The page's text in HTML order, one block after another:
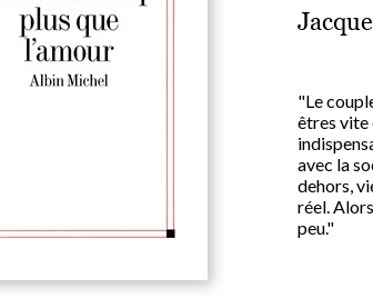
"Le
êtres vite
avec la
dehors,
réel.
peu."